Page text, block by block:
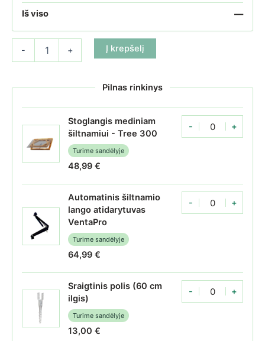
Iš viso —
-
produkto kiekis: Medinis šiltnamis Tree 300 (12-36m²)
+ Į krepšelį
Pilnas rinkinys
Stoglangis mediniam
šiltnamiui - Tree 300
Turime sandėlyje
48,99 €
-
Stoglangis +
Automatinis šiltnamio
lango atidarytuvas
VentaPro
Turime sandėlyje
64,99 €
-
Automatinis+
Sraigtinis polis (60 cm
ilgis)
Turime sandėlyje
13,00 €
-
Sraigtinis polis (60
+